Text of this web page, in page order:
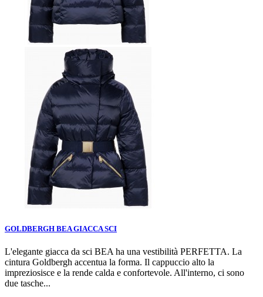
GOLDBERGH BEA GIACCA SCI
L'elegante giacca da sci BEA ha una vestibilità PERFETTA. La
cintura Goldbergh accentua la forma. Il cappuccio alto la
impreziosisce e la rende calda e confortevole. All'interno, ci sono
due tasche...